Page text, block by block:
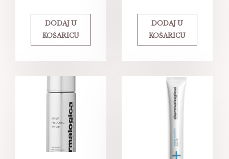
DODAJ U
KOŠARICU
DODAJ U
KOŠARICU